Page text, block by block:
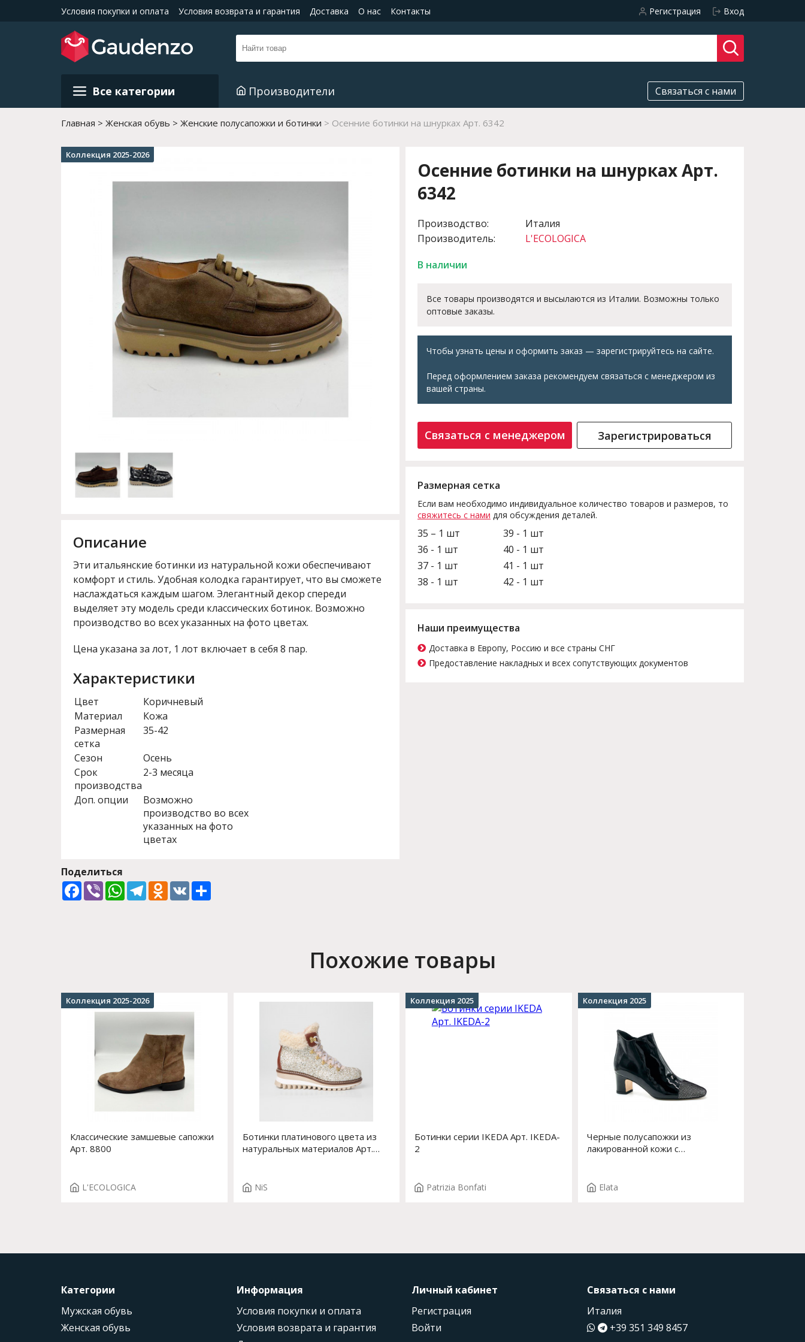
Условия покупки и оплата Условия возврата и гарантия Доставка О нас Контакты Регистрация Вход
Все категории Производители Связаться с нами
Главная Женская обувь Женские полусапожки и ботинки Осенние ботинки на шнурках Арт. 6342
Коллекция 2025-2026
Описание
Эти итальянские ботинки из натуральной кожи обеспечивают
комфорт и стиль. Удобная колодка гарантирует, что вы сможете
наслаждаться каждым шагом. Элегантный декор спереди
выделяет эту модель среди классических ботинок. Возможно
производство во всех указанных на фото цветах.
Цена указана за лот, 1 лот включает в себя 8 пар.
Характеристики
Цвет
Коричневый
Материал
Кожа
Размерная
сетка
35-42
Сезон
Осень
Срок
производства
2-3 месяца
Доп. опции
Возможно
производство во всех
указанных на фото
цветах
Поделиться
Facebook
ViberWhatsApp
TelegramOdnoklassniki
VK
Осенние ботинки на шнурках Арт.
6342
Производство:
Производитель:
Италия
L'ECOLOGICA
В наличии
Все товары производятся и высылаются из Италии. Возможны только
оптовые заказы.
Чтобы узнать цены и оформить заказ — зарегистрируйтесь на сайте.
Перед оформлением заказа рекомендуем связаться с менеджером из
вашей страны.
Связаться с менеджером Зарегистрироваться
Размерная сетка
Если вам необходимо индивидуальное количество товаров и размеров, то
свяжитесь с нами для обсуждения деталей.
35 – 1 шт
36 - 1 шт
37 - 1 шт
38 - 1 шт
39 - 1 шт
40 - 1 шт
41 - 1 шт
42 - 1 шт
Наши преимущества
Доставка в Европу, Россию и все страны СНГ
Предоставление накладных и всех сопутствующих документов
Похожие товары
Классические замшевые сапожки
Арт. 8800
L'ECOLOGICA
Коллекция 2025-2026
Ботинки платинового цвета из
натуральных материалов Арт.
NiS
Ботинки серии IKEDA Арт. IKEDA-
2
Patrizia Bonfati
Коллекция 2025
Черные полусапожки из
лакированной кожи с
T.1450
Elata
Коллекция 2025
Категории
Мужская обувь
Женская обувь
Информация
Условия покупки и оплата
Условия возврата и гарантия
Личный кабинет
Регистрация
Войти
Связаться с нами
Италия
+39 351 349 8457